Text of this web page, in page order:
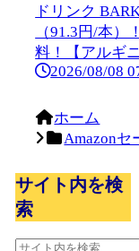
ドリンク
（91.3円/本
料！【アルギ
2026/08/08
ホーム
Amazonセ
サイト内を検
索